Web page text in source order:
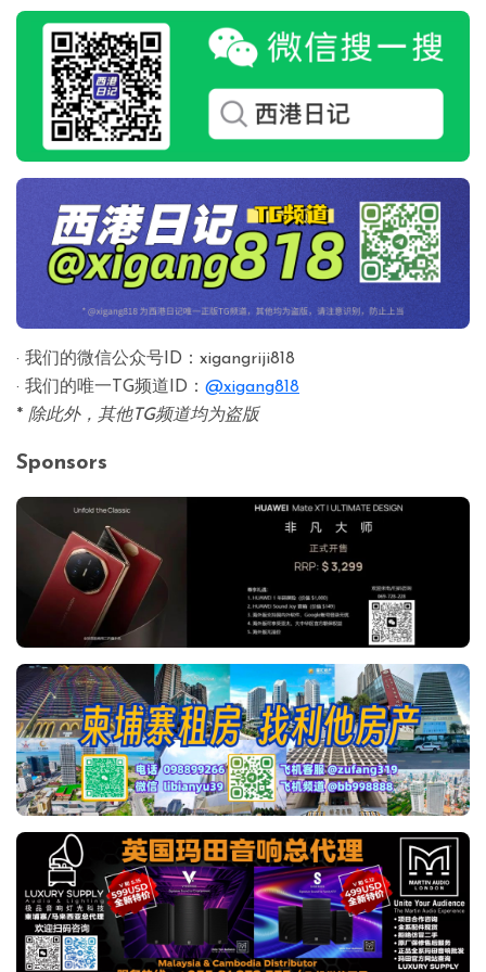
· 我们的微信公众号ID：xigangriji818
· 我们的唯一TG频道ID： @xigang818
* 除此外，其他TG频道均为盗版
Sponsors